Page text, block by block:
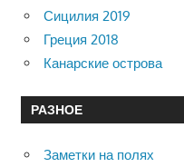
Сицилия 2019
Греция 2018
Канарские острова
РАЗНОЕ
Заметки на полях